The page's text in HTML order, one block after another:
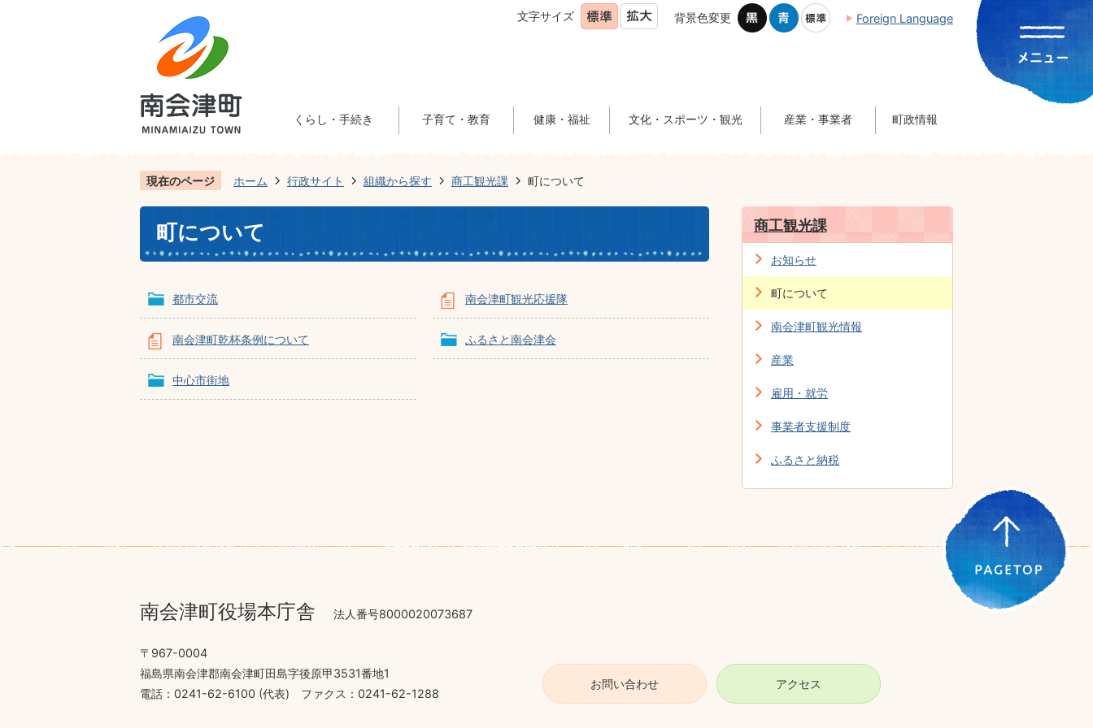
文字サイズ 背景色変更 Foreign Language
くらし・手続き 子育て・教育 健康・福祉 文化・スポーツ・観光 産業・事業者 町政情報
現在のページ ホーム 行政サイト 組織から探す 商工観光課 町について
町について
都市交流 南会津町観光応援隊
南会津町乾杯条例について ふるさと南会津会
中心市街地
商工観光課
お知らせ
町について
南会津町観光情報
産業
雇用・就労
事業者支援制度
ふるさと納税
南会津町役場本庁舎 法人番号8000020073687
〒967-0004
福島県南会津郡南会津町田島字後原甲3531番地1
電話：0241-62-6100 (代表) ファクス：0241-62-1288
お問い合わせ アクセス